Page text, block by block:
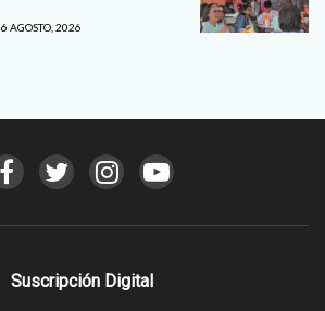
6 AGOSTO, 2026
Suscripción Digital